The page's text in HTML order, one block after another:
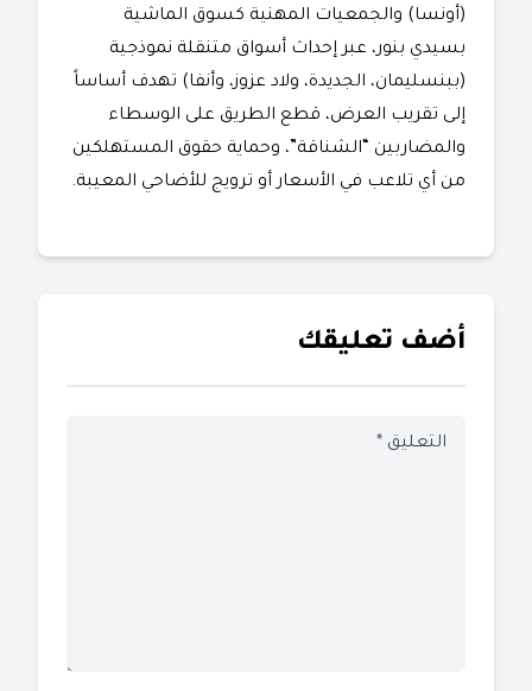
(أونسا) والجمعيات المهنية كسوق الماشية
بسيدي بنور، عبر إحداث أسواق متنقلة نموذجية
(ببنسليمان، الجديدة، ولاد عزوز، وأنفا) تهدف أساساً
إلى تقريب العرض، قطع الطريق على الوسطاء
والمضاربين “الشناقة”، وحماية حقوق المستهلكين
من أي تلاعب في الأسعار أو ترويج للأضاحي المعيبة.
أضف تعليقك